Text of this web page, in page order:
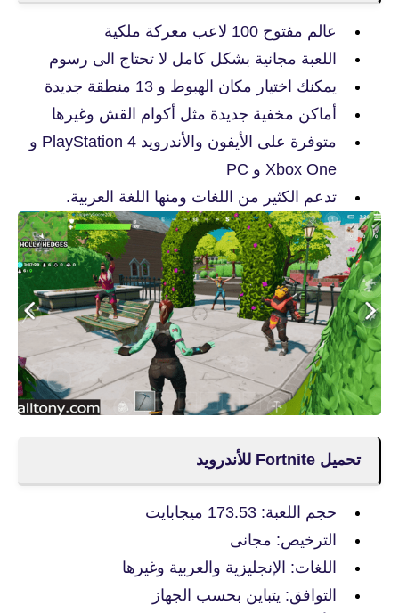
عالم مفتوح 100 لاعب معركة ملكية
اللعبة مجانية بشكل كامل لا تحتاج الى رسوم
يمكنك اختيار مكان الهبوط و 13 منطقة جديدة
أماكن مخفية جديدة مثل أكوام القش وغيرها
متوفرة على الأيفون والأندرويد PlayStation 4 و
Xbox One و PC
تدعم الكثير من اللغات ومنها اللغة العربية.
تحميل Fortnite للأندرويد
حجم اللعبة: 173.53 ميجابايت
الترخيص: مجانى
اللغات: الإنجليزية والعربية وغيرها
التوافق: يتباين بحسب الجهاز